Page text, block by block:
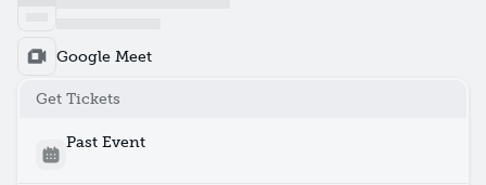
Google Meet
Get Tickets
Past Event